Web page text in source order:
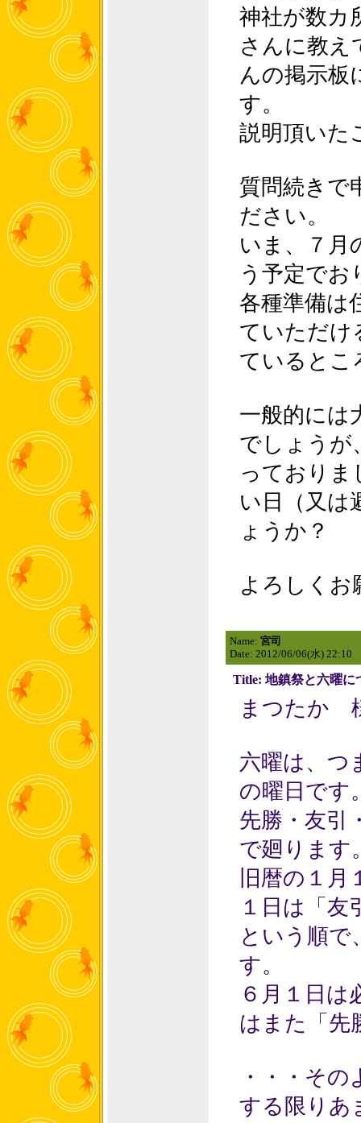
神社が数カ
さんに教え
んの掲示板
す。
説明頂いた
質問続きで
ださい。
いま、７月
う予定でお
各種準備は
ていただけ
ているとこ
一般的には
でしょうが
っておりま
い日（又は
ょうか？
よろしくお
Name: 宮司
Date: 2012/06/06(水) 22:10
Title: 地鎮祭と六曜に
まつたか
六曜は、つ
の曜日です
先勝・友引
で廻ります
旧暦の１
１日は「友
という順で
す。
６月１日は
はまた「先
・・・そ
する限りあ